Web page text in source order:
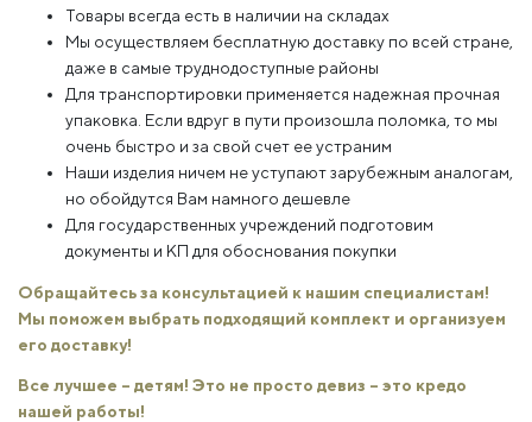
Товары всегда есть в наличии на складах
Мы осуществляем бесплатную доставку по всей стране,
даже в самые труднодоступные районы
Для транспортировки применяется надежная прочная
упаковка. Если вдруг в пути произошла поломка, то мы
очень быстро и за свой счет ее устраним
Наши изделия ничем не уступают зарубежным аналогам,
но обойдутся Вам намного дешевле
Для государственных учреждений подготовим
документы и КП для обоснования покупки
Обращайтесь за консультацией к нашим специалистам!
Мы поможем выбрать подходящий комплект и организуем
его доставку!
Все лучшее – детям! Это не просто девиз – это кредо
нашей работы!